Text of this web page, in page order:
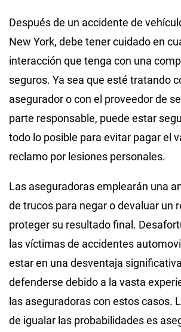
Después de un accidente de
New York, debe tener cuidado en
interacción que tenga con una
seguros. Ya sea que esté tratando
asegurador o con el proveedor de
parte responsable, puede estar
todo lo posible para evitar pagar el
reclamo por lesiones personales.
Las aseguradoras emplearán una
de trucos para negar o devaluar un
proteger su resultado final.
las víctimas de accidentes
estar en una desventaja
defenderse debido a la vasta
las aseguradoras con estos casos.
de igualar las probabilidades es